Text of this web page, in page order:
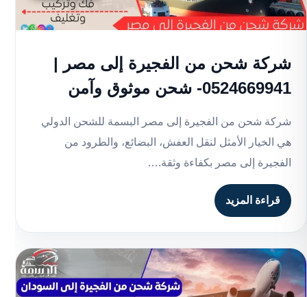
شركة شحن من الفجيرة إلى مصر |
0524669941- شحن موثوق وآمن
شركة شحن من الفجيرة إلى مصر البسمة للشحن الدولي
هي الخيار الأمثل لنقل العفش، البضائع، والطرود من
الفجيرة إلى مصر بكفاءة وثقة.…
قراءة المزيد